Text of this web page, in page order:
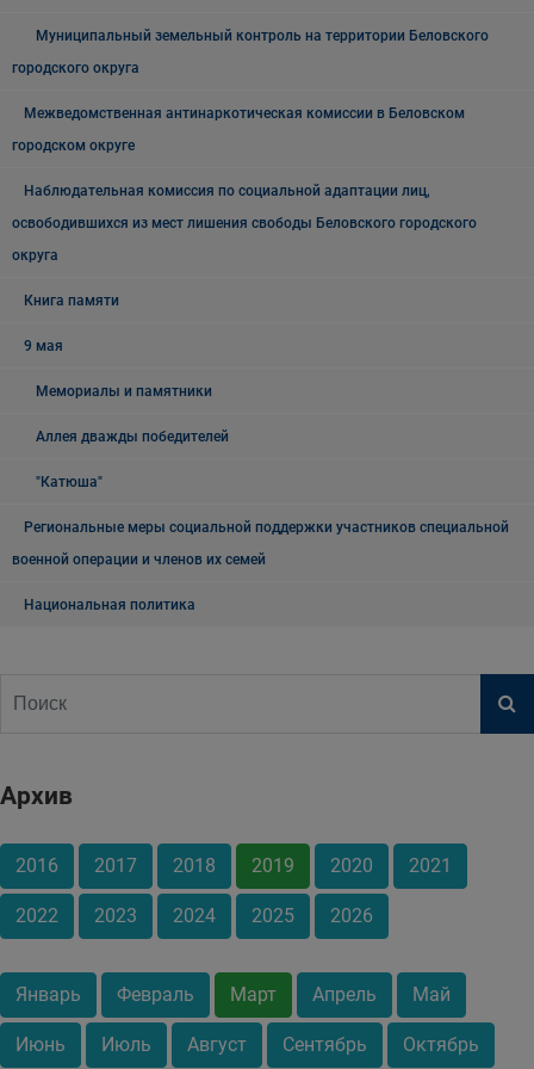
Муниципальный земельный контроль на территории Беловского
городского округа
Межведомственная антинаркотическая комиссии в Беловском
городском округе
Наблюдательная комиссия по социальной адаптации лиц,
освободившихся из мест лишения свободы Беловского городского
округа
Книга памяти
9 мая
Мемориалы и памятники
Аллея дважды победителей
"Катюша"
Региональные меры социальной поддержки участников специальной
военной операции и членов их семей
Национальная политика
Архив
2016 2017 2018 2019 2020 2021
2022 2023 2024 2025 2026
Январь Февраль Март Апрель Май
Июнь Июль Август Сентябрь Октябрь